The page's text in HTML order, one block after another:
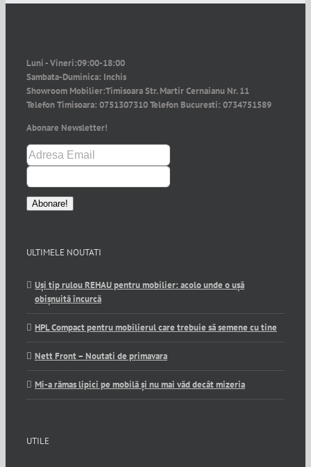
Luni - Vineri:09:00-18:00
Sambata-Duminica: Inchis
Showroom Mobilier:Timisoara Str. Martir Cernaianu Nr. 11
Telefon Timisoara: 0751307310Telefon Bucuresti: 0734751589
Abonare Newsletter!
ULTIMELE NOUTATI
Uși tip rulou REHAU pentru mobilier: acolo unde o ușă
obișnuită încurcă
HPL Compact pentru mobilierul care trebuie să semene cu tine
Nett Front – Noutati de primavara
Mi-a rămas lipici pe mobilă și nu mai văd decât mizeria
UTILE